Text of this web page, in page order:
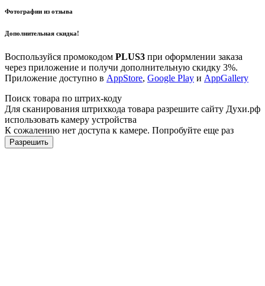
Фотографии из отзыва
Дополнительная скидка!
Воспользуйся промокодом PLUS3 при оформлении заказа
через приложение и получи дополнительную скидку 3%.
Приложение доступно в AppStore, Google Play и AppGallery
Поиск товара по штрих-коду
Для сканирования штрихкода товара разрешите сайту Духи.рф
использовать камеру устройства
К сожалению нет доступа к камере. Попробуйте еще раз
Разрешить